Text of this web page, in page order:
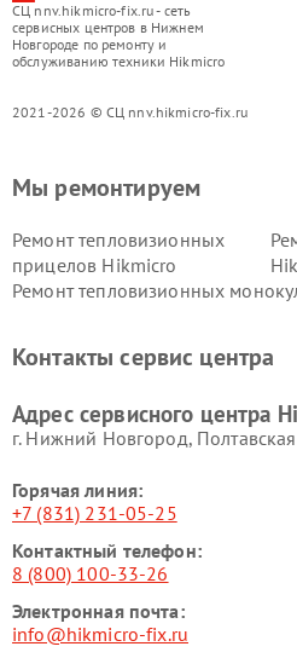
СЦ nnv.hikmicro-fix.ru - сеть
сервисных центров в Нижнем
Новгороде по ремонту и
обслуживанию техники Hikmicro
2021-2026 © СЦ nnv.hikmicro-fix.ru
Мы ремонтируем
Ремонт тепловизионных
прицелов Hikmicro
Ремонт тепловизионных
Контакты сервис центра
Адрес сервисного центра
г. Нижний Новгород,
Горячая линия:
+7 (831) 231-05-25
Контактный телефон:
8 (800) 100-33-26
Электронная почта:
info@hikmicro-fix.ru